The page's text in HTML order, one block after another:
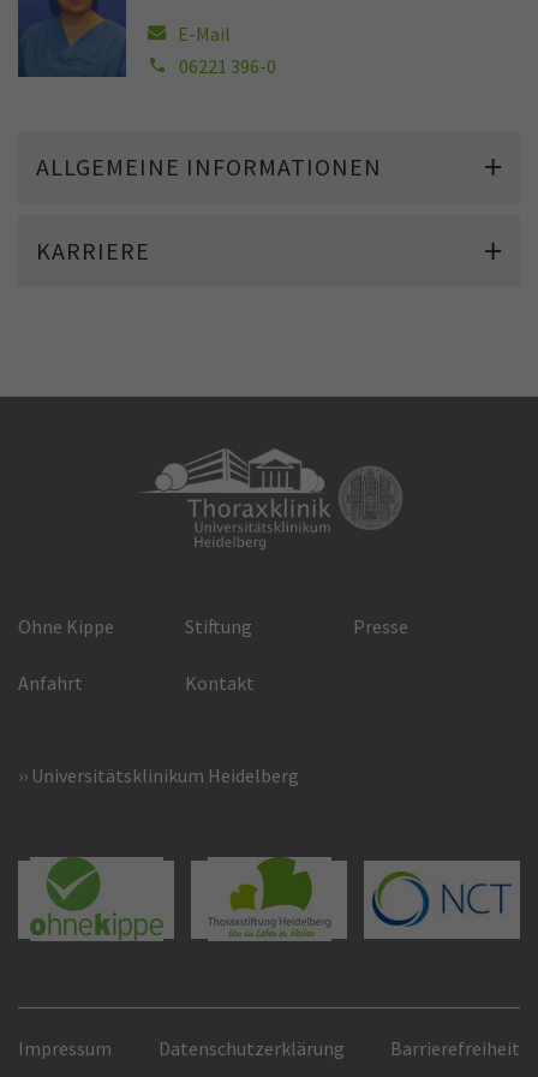
E-Mail
06221 396-0
ALLGEMEINE INFORMATIONEN
KARRIERE
Ohne Kippe Stiftung Presse
Anfahrt Kontakt
Universitätsklinikum Heidelberg
Impressum Datenschutzerklärung Barrierefreiheit